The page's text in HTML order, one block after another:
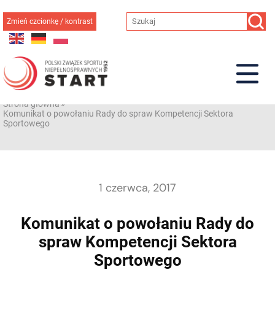
do
treści
Zmień czcionkę / kontrast
Strona główna»
Komunikat o powołaniu Rady do spraw Kompetencji Sektora
Sportowego
1 czerwca, 2017
Komunikat o powołaniu Rady do
spraw Kompetencji Sektora
Sportowego